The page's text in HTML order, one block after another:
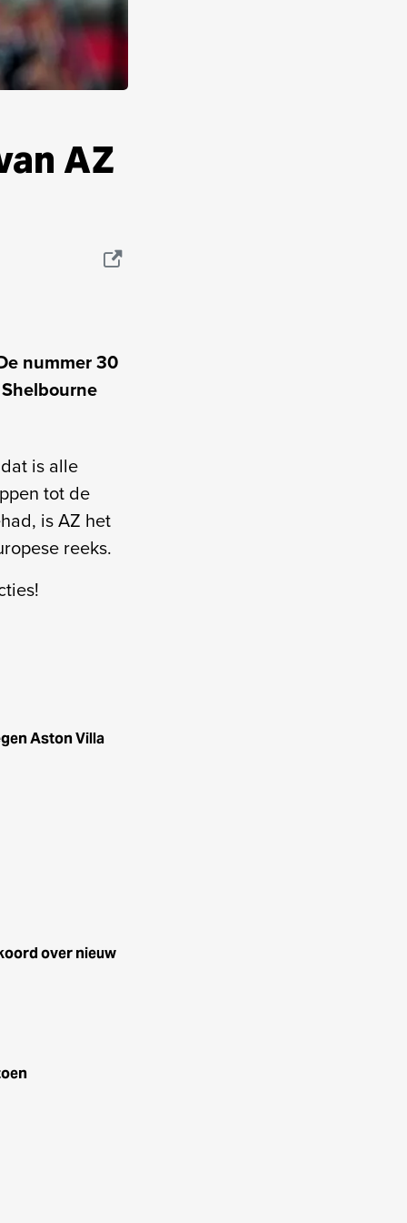
AZ
nummer 30
is alle
tot de
is AZ het
reeks.
Aston Villa
over nieuw